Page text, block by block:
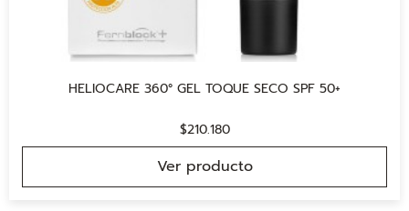
HELIOCARE 360° GEL TOQUE SECO SPF 50+
$210.180
Ver producto